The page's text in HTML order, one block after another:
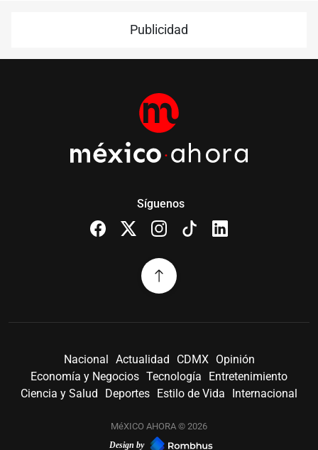
Publicidad
Síguenos
Nacional Actualidad CDMX
Opinión
Economía y Negocios Tecnología
Entretenimiento
Ciencia y Salud
Deportes Estilo de Vida Internacional
MéXICO AHORA © 2026
Design by